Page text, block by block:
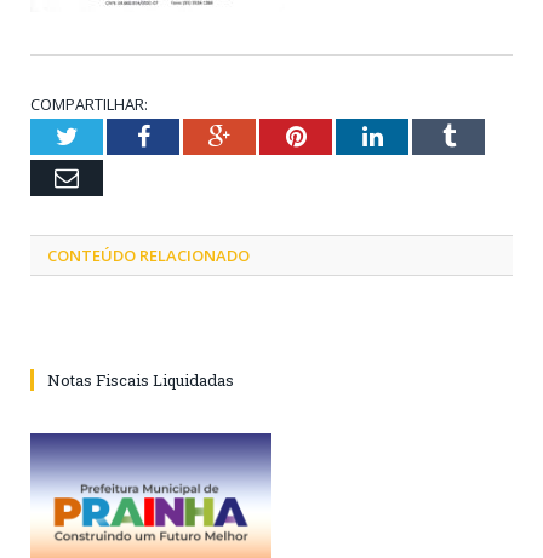
COMPARTILHAR:
TwitterFacebookGoogle+PinterestLinkedInTumblr
Email
CONTEÚDO RELACIONADO
Notas Fiscais Liquidadas